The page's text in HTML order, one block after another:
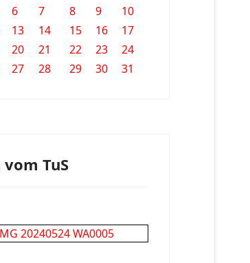
6 7 8 9
10
13 14 15 16
17
20 21 22 23
24
27 28 29 30 31
vom TuS